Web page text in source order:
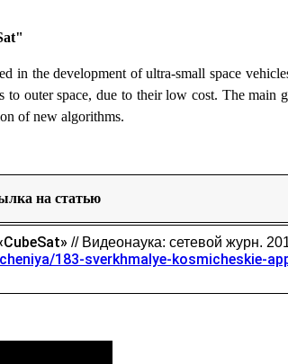
in the development of ultra-small space
outer space, due to their low cost. The main
of new algorithms.
на статью
// Видеонаука: сетевой журн.
183-sverkhmalye-kosmicheskie-